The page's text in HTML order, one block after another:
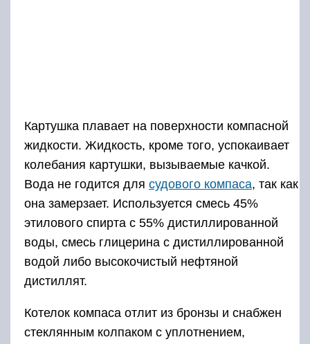
Картушка плавает на поверхности компасной
жидкости. Жидкость, кроме того, успокаивает
колебания картушки, вызываемые качкой.
Вода не годится для судового компаса, так как
она замерзает. Используется смесь 45%
этилового спирта с 55% дистиллированной
воды, смесь глицерина с дистиллированной
водой либо высокочистый нефтяной
дистиллят.
Котелок компаса отлит из бронзы и снабжен
стеклянным колпаком с уплотнением,